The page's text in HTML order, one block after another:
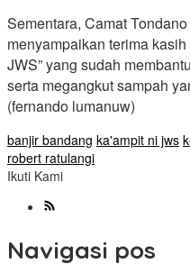
Sementara, Camat
menyampaikan terima
JWS” yang sudah
serta megangkut sampah
(fernando lumanuw)
banjir bandang ka'ampit ni jws
robert ratulangi
Ikuti Kami
Navigasi pos